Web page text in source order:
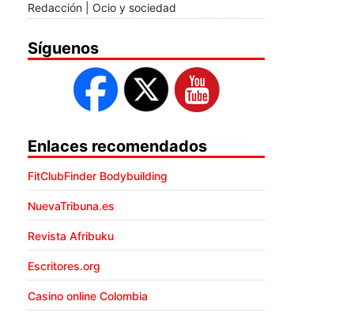
Redacción | Ocio y sociedad
Síguenos
Enlaces recomendados
FitClubFinder Bodybuilding
NuevaTribuna.es
Revista Afribuku
Escritores.org
Casino online Colombia